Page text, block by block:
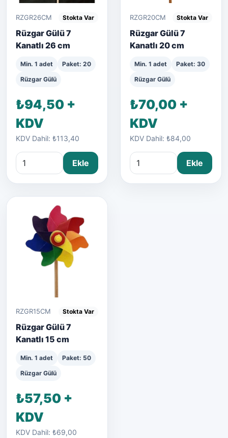
RZGR26CM Stokta Var
Rüzgar Gülü 7
Kanatlı 26 cm
Min. 1 adet
Paket: 20
Rüzgar Gülü
₺94,50 +
KDV
KDV Dahil: ₺113,40
Ekle
RZGR20CM Stokta Var
Rüzgar Gülü 7
Kanatlı 20 cm
Min. 1 adet
Paket: 30
Rüzgar Gülü
₺70,00 +
KDV
KDV Dahil: ₺84,00
Ekle
RZGR15CM Stokta Var
Rüzgar Gülü 7
Kanatlı 15 cm
Min. 1 adet
Paket: 50
Rüzgar Gülü
₺57,50 +
KDV
KDV Dahil: ₺69,00